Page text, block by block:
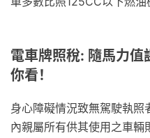
電車牌照稅: 隨馬力值
你看！
身心障礙情況致無駕駛執照
內親屬所有供其使用之車